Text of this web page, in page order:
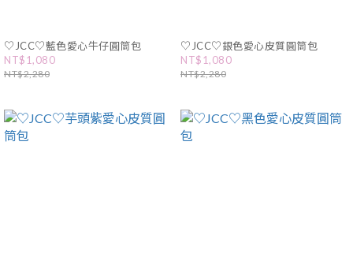
♡JCC♡藍色愛心牛仔圓筒包
NT$1,080
NT$2,280
♡JCC♡銀色愛心皮質圓筒包
NT$1,080
NT$2,280